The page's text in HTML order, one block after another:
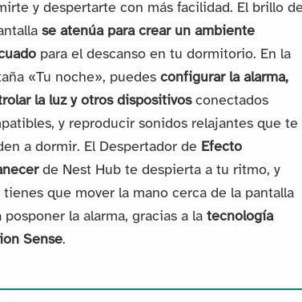
y despertarte con más facilidad. El brillo
se atenúa para crear un ambiente
para el descanso en tu dormitorio. En la
«Tu noche», puedes configurar la alarma,
la luz y otros dispositivosconectados
y reproducir sonidos relajantes que te
a dormir. El Despertador de Efecto
de Nest Hub te despierta a tu ritmo, y
tienes que mover la mano cerca de la pantalla
posponer la alarma, gracias a la tecnología
Sense.